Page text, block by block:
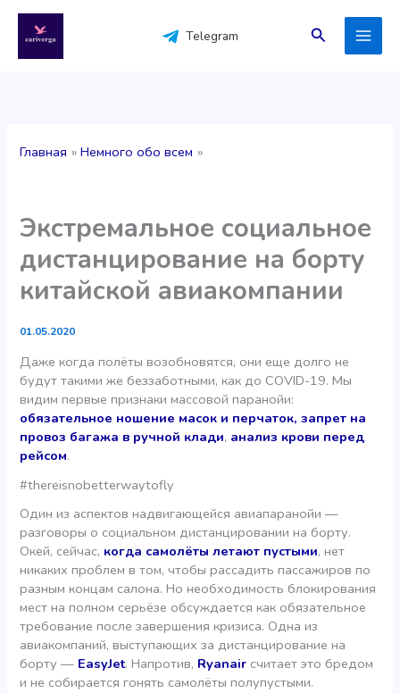
содержимому
Telegram Поиск
Главная Немного обо всем
Экстремальное социальное
дистанцирование на борту
китайской авиакомпании
01.05.2020
Даже когда полёты возобновятся, они еще долго не
будут такими же беззаботными, как до COVID-19. Мы
видим первые признаки массовой паранойи:
обязательное ношение масок и перчаток, запрет на
провоз багажа в ручной клади, анализ крови перед
рейсом.
#thereisnobetterwaytofly
Один из аспектов надвигающейся авиапаранойи —
разговоры о социальном дистанцировании на борту.
Окей, сейчас, когда самолёты летают пустыми, нет
никаких проблем в том, чтобы рассадить пассажиров по
разным концам салона. Но необходимость блокирования
мест на полном серьёзе обсуждается как обязательное
требование после завершения кризиса. Одна из
авиакомпаний, выступающих за дистанцирование на
борту — EasyJet. Напротив, Ryanair считает это бредом
и не собирается гонять самолёты полупустыми.